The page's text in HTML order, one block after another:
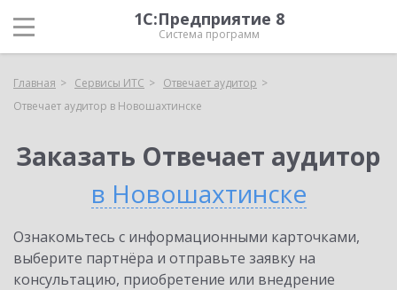
1С:Предприятие 8
Система программ
Главная Сервисы ИТС
Отвечает аудитор
Отвечает аудитор в Новошахтинске
Заказать Отвечает аудитор
в Новошахтинске
Ознакомьтесь с информационными карточками,
выберите партнёра и отправьте заявку на
консультацию, приобретение или внедрение